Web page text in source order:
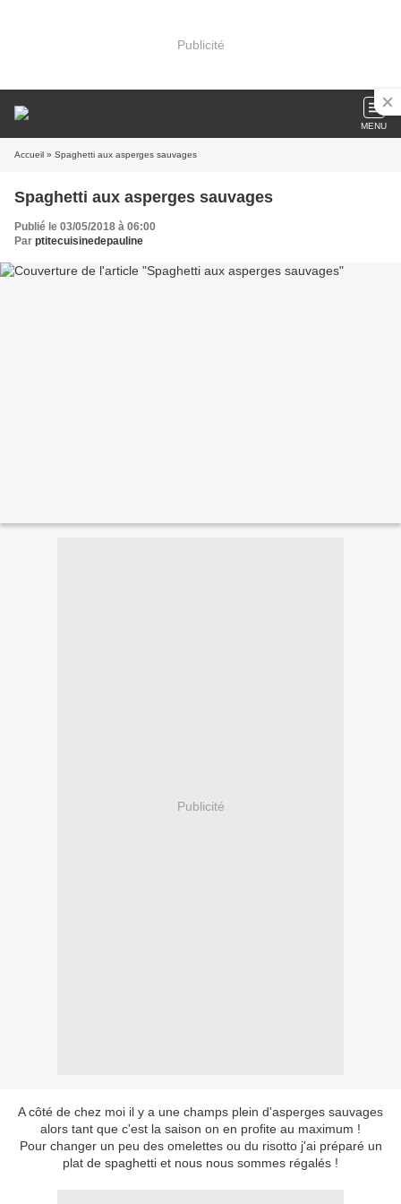
Publicité
MENU
Accueil » Spaghetti aux asperges sauvages
Spaghetti aux asperges sauvages
Publié le 03/05/2018 à 06:00
Par ptitecuisinedepauline
Publicité
A côté de chez moi il y a une champs plein d'asperges sauvages
alors tant que c'est la saison on en profite au maximum !
Pour changer un peu des omelettes ou du risotto j'ai préparé un
plat de spaghetti et nous nous sommes régalés !